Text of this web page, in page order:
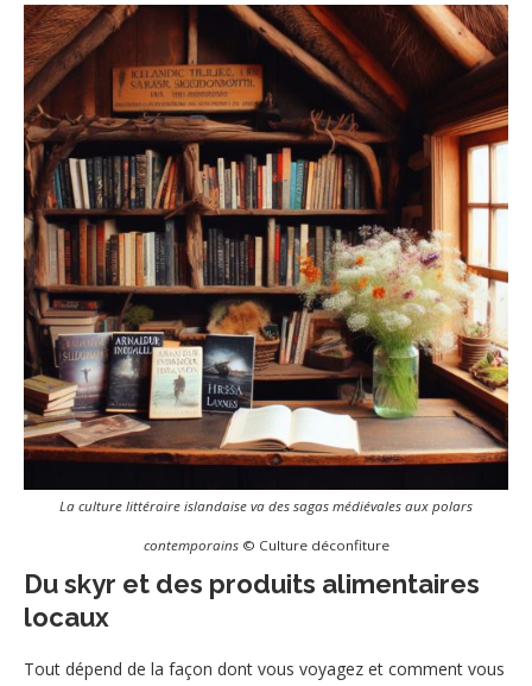
La culture littéraire islandaise va des sagas médiévales aux polars
contemporains© Culture déconfiture
Du skyr et des produits alimentaires
locaux
Tout dépend de la façon dont vous voyagez et comment vous